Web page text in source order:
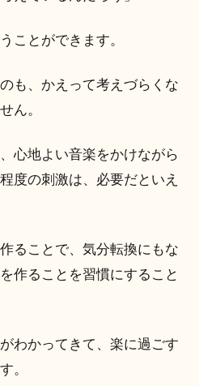
ことができます。
も、かえって考えづらくな
ん。
心地よい音楽をかけながら
度の刺激は、必要だといえ
ることで、気分転換にもな
作ることを習慣にすること
わかってきて、楽に過ごす
。